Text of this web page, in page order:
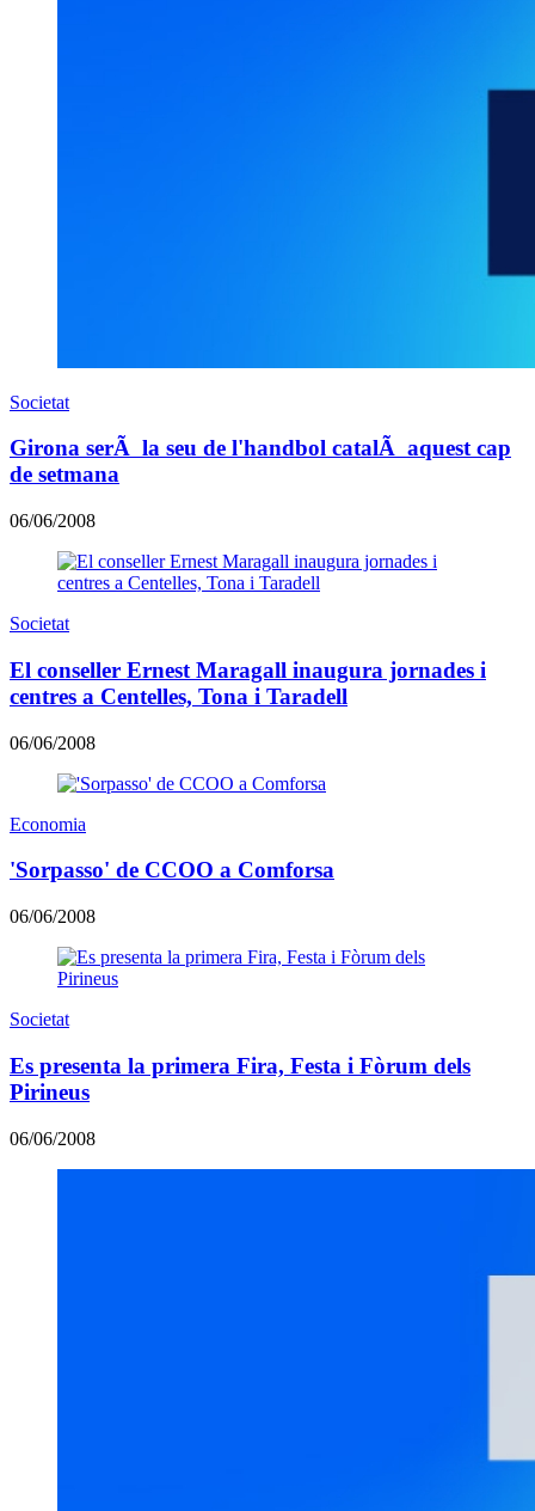
Societat
Girona serÃ la seu de l'handbol catalÃ aquest cap
de setmana
06/06/2008
Societat
El conseller Ernest Maragall inaugura jornades i
centres a Centelles, Tona i Taradell
06/06/2008
Economia
'Sorpasso' de CCOO a Comforsa
06/06/2008
Societat
Es presenta la primera Fira, Festa i Fòrum dels
Pirineus
06/06/2008